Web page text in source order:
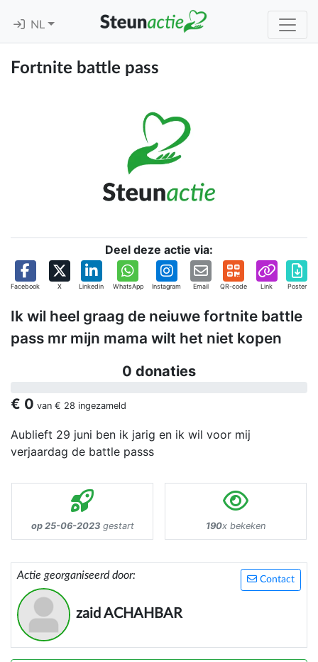
NL
Fortnite battle pass
Deel deze actie via:
Facebook X Linkedin WhatsApp Instagram Email QR-code Link Poster
Ik wil heel graag de neiuwe fortnite battle
pass mr mijn mama wilt het niet kopen
0 donaties
€ 0 van € 28 ingezameld
Aublieft 29 juni ben ik jarig en ik wil voor mij
verjaardag de battle passs
op 25-06-2023gestart 190x bekeken
Contact
Actie georganiseerd door:
zaid ACHAHBAR